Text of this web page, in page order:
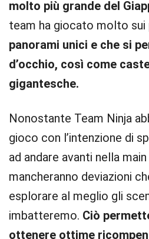
molto più grande del
team ha giocato molto sui
panorami unici e che si
d’occhio, così come
gigantesche.
Nonostante Team Ninja
gioco con l’intenzione di
ad andare avanti nella
mancheranno deviazioni
esplorare al meglio gli
imbatteremo. Ciò
ottenere ottime